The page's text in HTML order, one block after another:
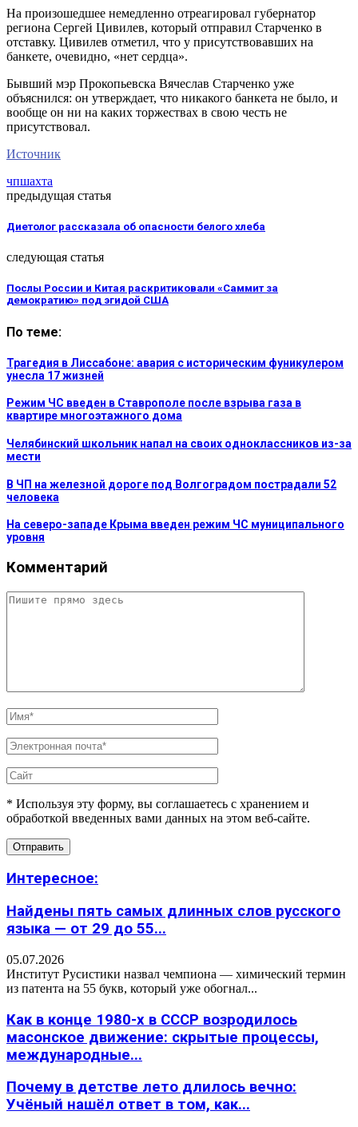
На произошедшее немедленно отреагировал губернатор
региона Сергей Цивилев, который отправил Старченко в
отставку. Цивилев отметил, что у присутствовавших на
банкете, очевидно, «нет сердца».
Бывший мэр Прокопьевска Вячеслав Старченко уже
объяснился: он утверждает, что никакого банкета не было, и
вообще он ни на каких торжествах в свою честь не
присутствовал.
Источник
чпшахта
предыдущая статья
Диетолог рассказала об опасности белого хлеба
следующая статья
Послы России и Китая раскритиковали «Саммит за
демократию» под эгидой США
По теме:
Трагедия в Лиссабоне: авария с историческим фуникулером
унесла 17 жизней
Режим ЧС введен в Ставрополе после взрыва газа в
квартире многоэтажного дома
Челябинский школьник напал на своих одноклассников из-за
мести
В ЧП на железной дороге под Волгоградом пострадали 52
человека
На северо-западе Крыма введен режим ЧС муниципального
уровня
Комментарий
* Используя эту форму, вы соглашаетесь с хранением и
обработкой введенных вами данных на этом веб-сайте.
Интересное:
Найдены пять самых длинных слов русского
языка — от 29 до 55...
05.07.2026
Институт Русистики назвал чемпиона — химический термин
из патента на 55 букв, который уже обогнал...
Как в конце 1980-х в СССР возродилось
масонское движение: скрытые процессы,
международные...
Почему в детстве лето длилось вечно:
Учёный нашёл ответ в том, как...